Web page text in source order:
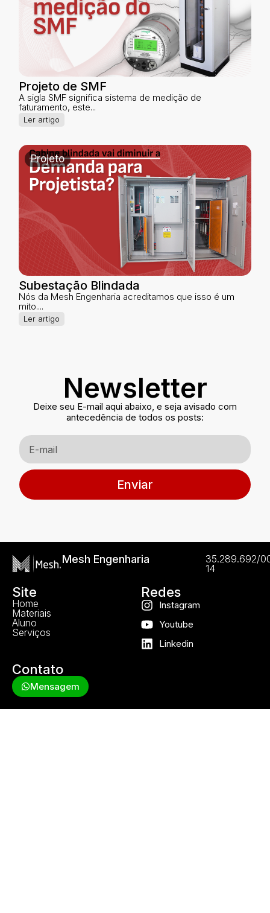
Projeto de SMF
A sigla SMF significa sistema de medição de
faturamento, este...
Ler artigo
Projeto
Subestação Blindada
Nós da Mesh Engenharia acreditamos que isso é um
mito....
Ler artigo
Newsletter
Deixe seu E-mail aqui abaixo, e seja avisado com
antecedência de todos os posts:
Enviar
Mesh Engenharia
35.289.692/
14
Site
Home
Materiais
Aluno
Serviços
Redes
Instagram
Youtube
Linkedin
Contato
Mensagem